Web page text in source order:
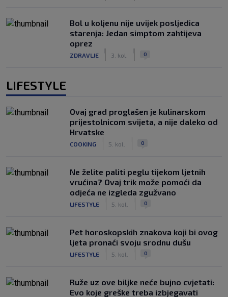
Bol u koljenu nije uvijek posljedica
starenja: Jedan simptom zahtijeva
oprez
ZDRAVLJE 3. kol. 0
LIFESTYLE
Ovaj grad proglašen je kulinarskom
prijestolnicom svijeta, a nije daleko od
Hrvatske
COOKING 5. kol. 0
Ne želite paliti peglu tijekom ljetnih
vrućina? Ovaj trik može pomoći da
odjeća ne izgleda zgužvano
LIFESTYLE 5. kol. 0
Pet horoskopskih znakova koji bi ovog
ljeta pronaći svoju srodnu dušu
LIFESTYLE 5. kol. 0
Ruže uz ove biljke neće bujno cvjetati:
Evo koje greške treba izbjegavati